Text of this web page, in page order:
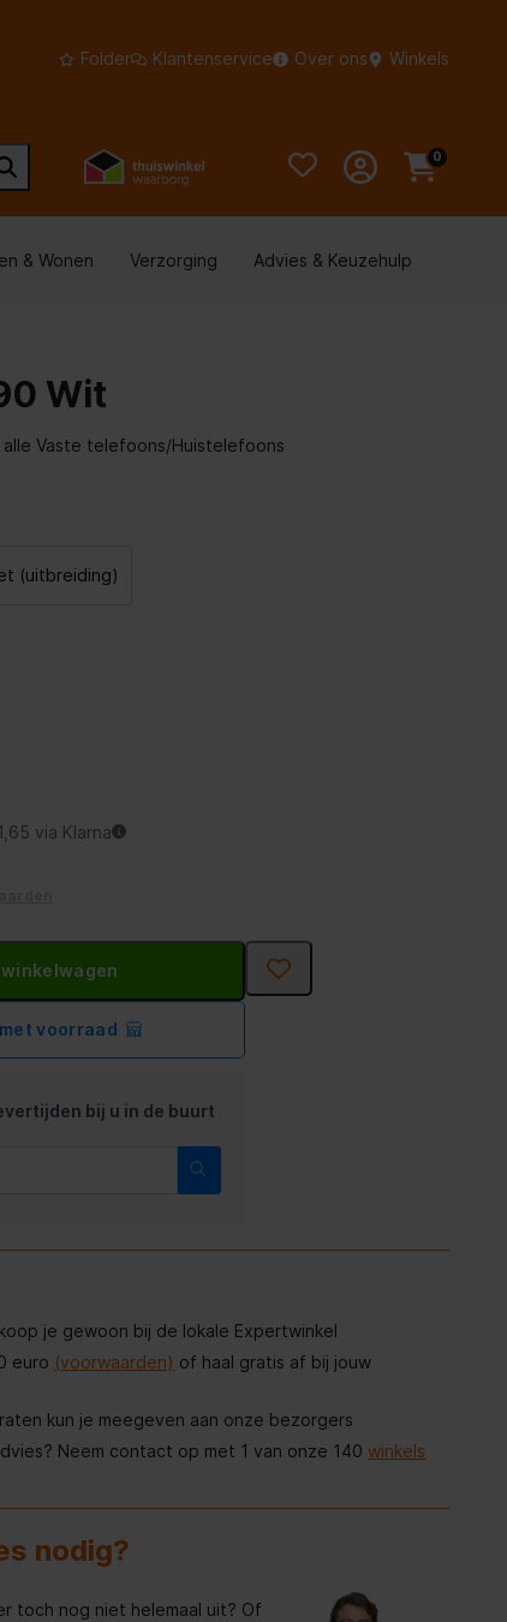
Folder Klantenservice Over ons Winkels
0
& Wonen Verzorging Advies & Keuzehulp
Wit
alle Vaste telefoons/Huistelefoons
(uitbreiding)
via Klarna
voorraad
bij u in de buurt
je gewoon bij de lokale Expertwinkel
euro (voorwaarden) of haal gratis af bij jouw
kun je meegeven aan onze bezorgers
Neem contact op met 1 van onze 140 winkels
nodig?
toch nog niet helemaal uit? Of